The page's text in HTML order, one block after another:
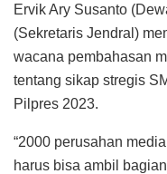
Ervik Ary Susanto
(Sekretaris Jendral)
wacana pembahasan
tentang sikap stregis
Pilpres 2023.
“2000 perusahan
harus bisa ambil